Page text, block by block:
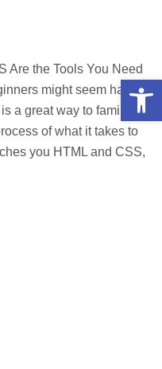
Are the Tools You Need
might seem hard.
a great way to familiarise
of what it takes to
you HTML and CSS,